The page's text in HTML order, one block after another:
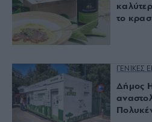
το
ΓΕΝΙΚΕΣ
Δήμος